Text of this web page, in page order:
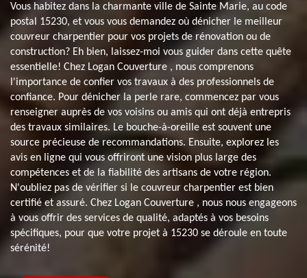
Vous habitez dans la charmante ville de Sainte Marie, au code
postal 15230, et vous vous demandez où dénicher le meilleur
couvreur charpentier pour vos projets de rénovation ou de
construction? Eh bien, laissez-moi vous guider dans cette quête
essentielle! Chez Logan Couverture , nous comprenons
l'importance de confier vos travaux à des professionnels de
confiance. Pour dénicher la perle rare, commencez par vous
renseigner auprès de vos voisins ou amis qui ont déjà entrepris
des travaux similaires. Le bouche-à-oreille est souvent une
source précieuse de recommandations. Ensuite, explorez les
avis en ligne qui vous offriront une vision plus large des
compétences et de la fiabilité des artisans de votre région.
N'oubliez pas de vérifier si le couvreur charpentier est bien
certifié et assuré. Chez Logan Couverture , nous nous engageons
à vous offrir des services de qualité, adaptés à vos besoins
spécifiques, pour que votre projet à 15230 se déroule en toute
sérénité!